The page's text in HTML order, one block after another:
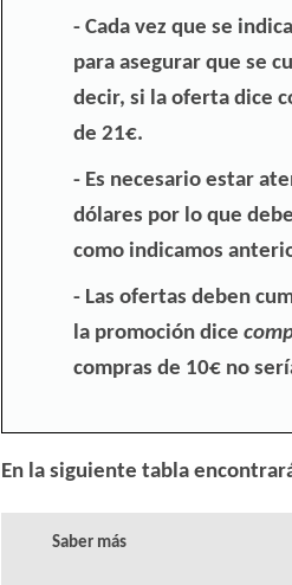
Cada vez que se
para asegurar que se
decir, si la oferta dice
de 21€.
Es necesario estar
dólares por lo que
como indicamos
Las ofertas deben
la promoción dice
compras de 10€ no
En la siguiente tabla
Saber más